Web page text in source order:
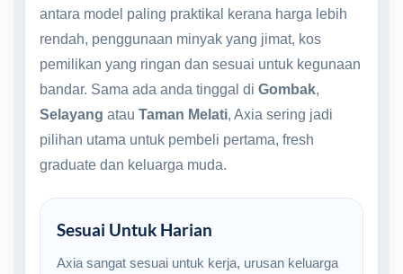
antara model paling praktikal kerana harga lebih
rendah, penggunaan minyak yang jimat, kos
pemilikan yang ringan dan sesuai untuk kegunaan
bandar. Sama ada anda tinggal di Gombak,
Selayang atau Taman Melati, Axia sering jadi
pilihan utama untuk pembeli pertama, fresh
graduate dan keluarga muda.
Sesuai Untuk Harian
Axia sangat sesuai untuk kerja, urusan keluarga